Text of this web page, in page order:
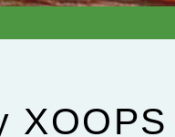
XOOPS